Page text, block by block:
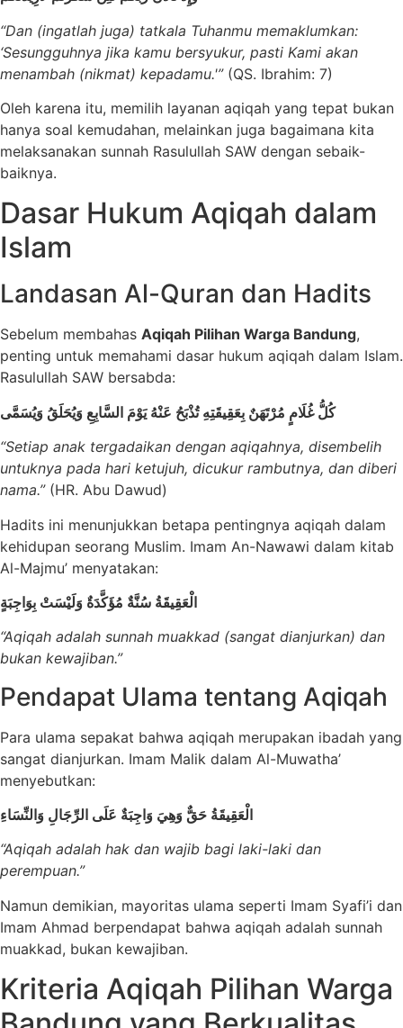
“Dan (ingatlah juga) tatkala Tuhanmu memaklumkan:
‘Sesungguhnya jika kamu bersyukur, pasti Kami akan
menambah (nikmat) kepadamu.'”(QS. Ibrahim: 7)
Oleh karena itu, memilih layanan aqiqah yang tepat bukan
hanya soal kemudahan, melainkan juga bagaimana kita
melaksanakan sunnah Rasulullah SAW dengan sebaik-
baiknya.
Dasar Hukum Aqiqah dalam
Islam
Landasan Al-Quran dan Hadits
Sebelum membahas Aqiqah Pilihan Warga Bandung,
penting untuk memahami dasar hukum aqiqah dalam Islam.
Rasulullah SAW bersabda:
كُلُّ غُلَامٍ مُرْتَهَنٌ بِعَقِيقَتِهِ تُذْبَحُ عَنْهُ يَوْمَ السَّابِعِ وَيُحَلَقُ وَيُسَمَّى
“Setiap anak tergadaikan dengan aqiqahnya, disembelih
untuknya pada hari ketujuh, dicukur rambutnya, dan diberi
nama.”(HR. Abu Dawud)
Hadits ini menunjukkan betapa pentingnya aqiqah dalam
kehidupan seorang Muslim. Imam An-Nawawi dalam kitab
Al-Majmu’ menyatakan:
الْعَقِيقَةُ سُنَّةٌ مُؤَكَّدَةٌ وَلَيْسَتْ بِوَاجِبَةٍ
“Aqiqah adalah sunnah muakkad (sangat dianjurkan) dan
bukan kewajiban.”
Pendapat Ulama tentang Aqiqah
Para ulama sepakat bahwa aqiqah merupakan ibadah yang
sangat dianjurkan. Imam Malik dalam Al-Muwatha’
menyebutkan:
الْعَقِيقَةُ حَقٌّ وَهِيَ وَاجِبَةٌ عَلَى الرِّجَالِ وَالنِّسَاءِ
“Aqiqah adalah hak dan wajib bagi laki-laki dan
perempuan.”
Namun demikian, mayoritas ulama seperti Imam Syafi’i dan
Imam Ahmad berpendapat bahwa aqiqah adalah sunnah
muakkad, bukan kewajiban.
Kriteria Aqiqah Pilihan Warga